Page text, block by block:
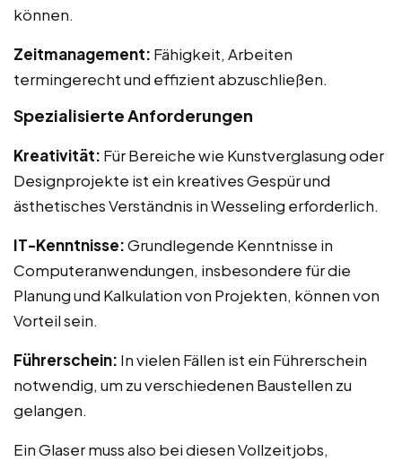
können.
Zeitmanagement: Fähigkeit, Arbeiten
termingerecht und effizient abzuschließen.
Spezialisierte Anforderungen
Kreativität: Für Bereiche wie Kunstverglasung oder
Designprojekte ist ein kreatives Gespür und
ästhetisches Verständnis in Wesseling erforderlich.
IT-Kenntnisse:Grundlegende Kenntnisse in
Computeranwendungen, insbesondere für die
Planung und Kalkulation von Projekten, können von
Vorteil sein.
Führerschein: In vielen Fällen ist ein Führerschein
notwendig, um zu verschiedenen Baustellen zu
gelangen.
Ein Glaser muss also bei diesen Vollzeitjobs,